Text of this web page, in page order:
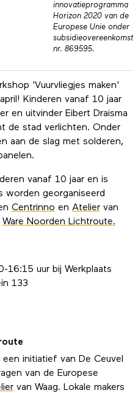
'Vuurvliegjes maken'
Kinderen vanaf 10 jaar
en uitvinder Eibert Draisma
de stad verlichten. Onder
aan de slag met solderen,
vanaf 10 jaar en is
worden georganiseerd
Centrinno en Ateliervan
Ware Noorden Lichtroute.
16:15 uur bij Werkplaats
133
initiatief van De Ceuvel
van de Europese
van Waag. Lokale makers
innovatieprogramma
Horizon 2020 van de
Europese Unie onder
subsidieovereenkomst
nr. 869595.